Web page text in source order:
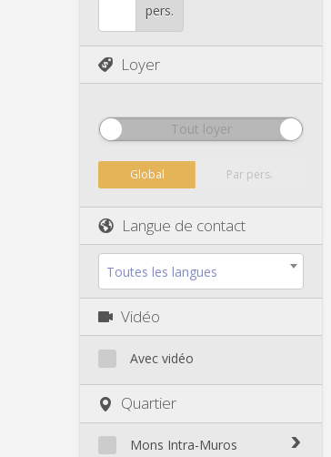
pers.
Loyer
Tout loyer
Global Par pers.
Langue de contact
Toutes les langues
Vidéo
Avec vidéo
Quartier
Mons Intra-Muros